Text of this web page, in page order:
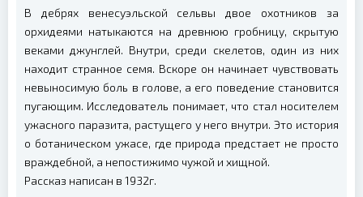
В дебрях венесуэльской сельвы двое охотников за
орхидеями натыкаются на древнюю гробницу, скрытую
веками джунглей. Внутри, среди скелетов, один из них
находит странное семя. Вскоре он начинает чувствовать
невыносимую боль в голове, а его поведение становится
пугающим. Исследователь понимает, что стал носителем
ужасного паразита, растущего у него внутри. Это история
о ботаническом ужасе, где природа предстает не просто
враждебной, а непостижимо чужой и хищной.
Рассказ написан в 1932г.